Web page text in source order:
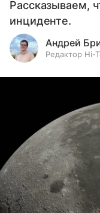
Рассказываем,
инциденте.
Андрей
Редактор Hi-